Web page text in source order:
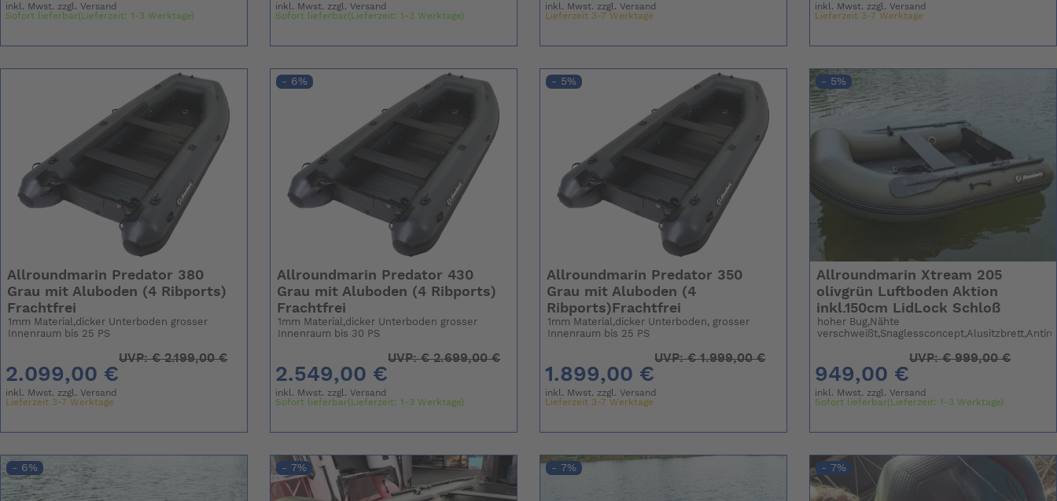
inkl. Mwst. zzgl.Versand
Sofort lieferbar(Lieferzeit: 1-3 Werktage)
inkl. Mwst. zzgl.Versand
Sofort lieferbar(Lieferzeit: 1-3 Werktage)
inkl. Mwst. zzgl.Versand
Lieferzeit 3-7 Werktage
inkl. Mwst. zzgl.Versand
Lieferzeit 3-7 Werktage
Allroundmarin Predator 380
Grau mit Aluboden (4 Ribports)
Frachtfrei
1mm Material,dicker Unterboden grosser
Innenraum bis 25 PS
2.099,00 €
UVP:€2.199,00 €
inkl. Mwst. zzgl.Versand
Lieferzeit 3-7 Werktage
- 6%
Allroundmarin Predator 430
Grau mit Aluboden (4 Ribports)
Frachtfrei
1mm Material,dicker Unterboden grosser
Innenraum bis 30 PS
2.549,00 €
UVP:€2.699,00 €
inkl. Mwst. zzgl.Versand
Sofort lieferbar(Lieferzeit: 1-3 Werktage)
- 5%
Allroundmarin Predator 350
Grau mit Aluboden (4
Ribports)Frachtfrei
1mm Material,dicker Unterboden, grosser
Innenraum bis 25 PS
1.899,00 €
UVP:€1.999,00 €
inkl. Mwst. zzgl.Versand
Lieferzeit 3-7 Werktage
- 5%
Allroundmarin Xtream 205
olivgrün Luftboden Aktion
inkl.150cm LidLock Schloß
hoher Bug,Nähte
949,00 €
UVP:€999,00 €
inkl. Mwst. zzgl.Versand
Sofort lieferbar(Lieferzeit: 1-3 Werktage)
- 6% - 7% - 7% - 7%